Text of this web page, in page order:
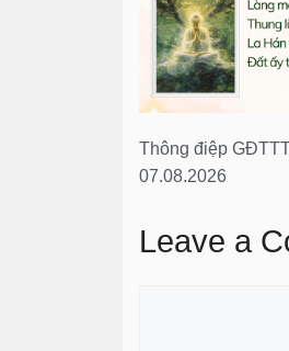
Thông điệp
07.08.2026
Leave a